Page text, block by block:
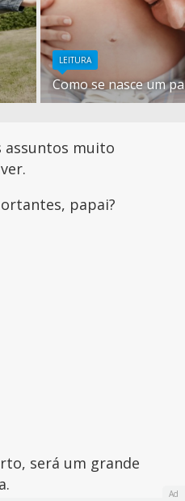
LEITURA
Como se nasce um
assuntos muito
papai?
será um grande
Ad